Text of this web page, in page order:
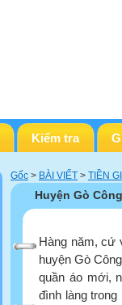
Kiểm tra
Gốc > BÀI VIẾT > TIỀN
Huyện Gò
Hàng năm, cứ
huyện Gò
quần áo mới,
đình làng